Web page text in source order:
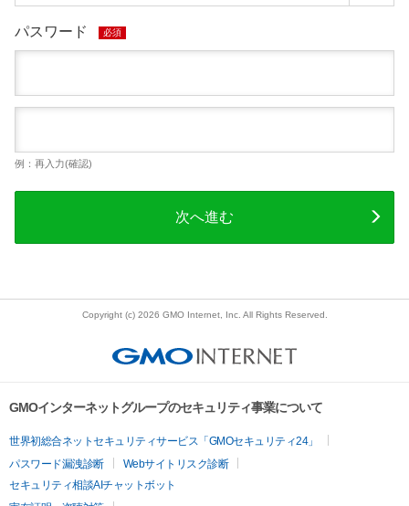
パスワード 必須
例：再入力(確認)
次へ進む
Copyright (c) 2026 GMO Internet, Inc. All Rights Reserved.
GMOインターネットグループのセキュリティ事業について
世界初総合ネットセキュリティサービス「GMOセキュリティ24」
パスワード漏洩診断
Webサイトリスク診断
セキュリティ相談AIチャットボット